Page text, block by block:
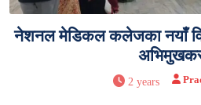
नेशनल मेडिकल कलेजका नयाँ
2 years